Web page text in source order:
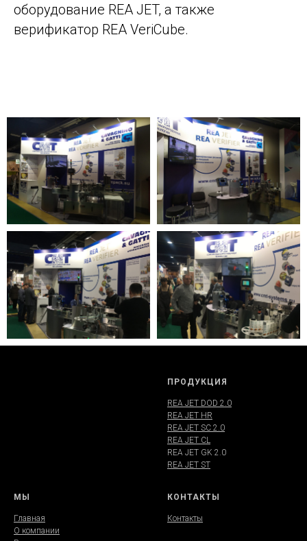
оборудование REA JET, а также
верификатор REA VeriCube.
ПРОДУКЦИЯ
REA JET DOD 2.0
REA JET HR
REA JET SC 2.0
REA JET CL
REA JET GK 2.0
REA JET ST
МЫ
Главная
О компании
КОНТАКТЫ
Контакты